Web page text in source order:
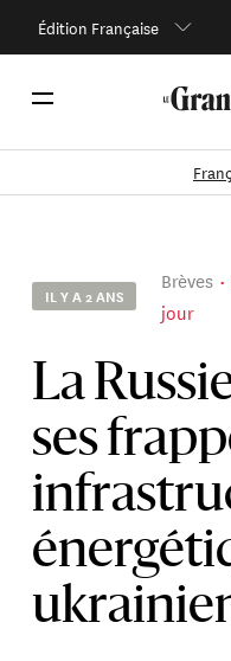
Édition Française
IL Y A 2 ANS
Brèves
jour
La
ses